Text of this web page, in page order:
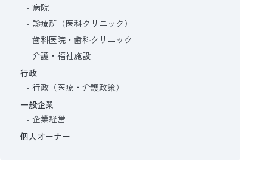
病院
診療所（医科クリニック）
歯科医院・歯科クリニック
介護・福祉施設
行政
行政（医療・介護政策）
一般企業
企業経営
個人オーナー